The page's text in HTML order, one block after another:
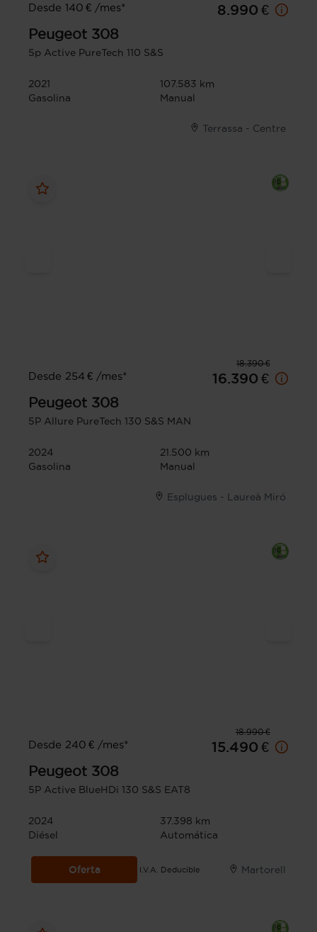
Desde 140 € /mes*
8.990 €
Peugeot 308
5p Active PureTech 110 S&S
2021
107.583 km
Gasolina
Manual
Terrassa - Centre
18.390 €
Desde 254 € /mes*
16.390 €
Peugeot 308
5P Allure PureTech 130 S&S MAN
2024
21.500 km
Gasolina
Manual
Esplugues - Laureà Miró
18.990 €
Desde 240 € /mes*
15.490 €
Peugeot 308
5P Active BlueHDi 130 S&S EAT8
2024
37.398 km
Diésel
Automática
Oferta I.V.A. Deducible Martorell